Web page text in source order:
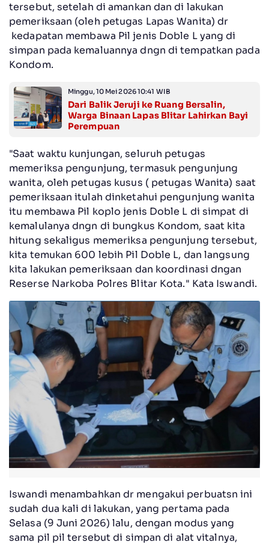
tersebut, setelah di amankan dan di lakukan
pemeriksaan (oleh petugas Lapas Wanita) dr
kedapatan membawa Pil jenis Doble L yang di
simpan pada kemaluannya dngn di tempatkan pada
Kondom.
Minggu, 10 Mei 2026 10:41 WIB
Dari Balik Jeruji ke Ruang Bersalin,
Warga Binaan Lapas Blitar Lahirkan Bayi
Perempuan
"Saat waktu kunjungan, seluruh petugas
memeriksa pengunjung, termasuk pengunjung
wanita, oleh petugas kusus ( petugas Wanita) saat
pemeriksaan itulah dinketahui pengunjung wanita
itu membawa Pil koplo jenis Doble L di simpat di
kemalulanya dngn di bungkus Kondom, saat kita
hitung sekaligus memeriksa pengunjung tersebut,
kita temukan 600 lebih Pil Doble L, dan langsung
kita lakukan pemeriksaan dan koordinasi dngan
Reserse Narkoba Polres Blitar Kota." Kata Iswandi.
Iswandi menambahkan dr mengakui perbuatsn ini
sudah dua kali di lakukan, yang pertama pada
Selasa (9 Juni 2026) lalu, dengan modus yang
sama pil pil tersebut di simpan di alat vitalnya,